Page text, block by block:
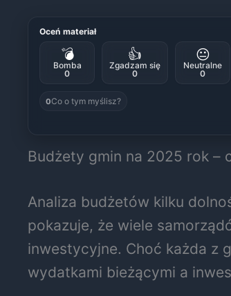
Oceń materiał
💣
Bomba
0
👍
Zgadzam się
0
😐
Neutralne
0
0Co o tym myślisz?
Budżety gmin na 2025 rok
Analiza budżetów kilku
pokazuje, że wiele
inwestycyjne. Choć każda z
wydatkami bieżącymi a